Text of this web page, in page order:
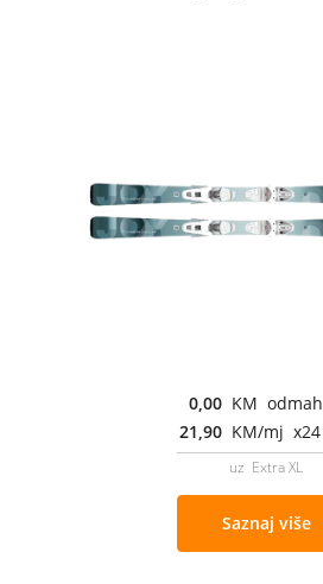
0,00 KM odmah
21,90 KM/mj x24
uz Extra XL
Saznaj više